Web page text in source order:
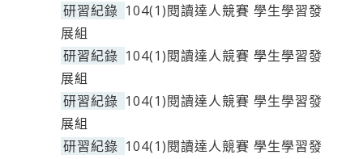
研習紀錄 104(1)閱讀達人競賽 學生學習發
展組
研習紀錄 104(1)閱讀達人競賽 學生學習發
展組
研習紀錄 104(1)閱讀達人競賽 學生學習發
展組
研習紀錄 104(1)閱讀達人競賽 學生學習發